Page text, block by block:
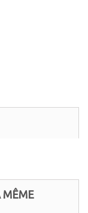
MÊME